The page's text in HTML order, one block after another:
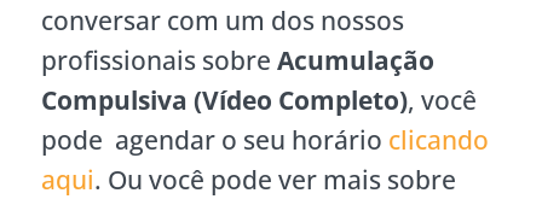
conversar com um dos nossos
profissionais sobre Acumulação
Compulsiva (Vídeo Completo), você
pode agendar o seu horário clicando
aqui. Ou você pode ver mais sobre